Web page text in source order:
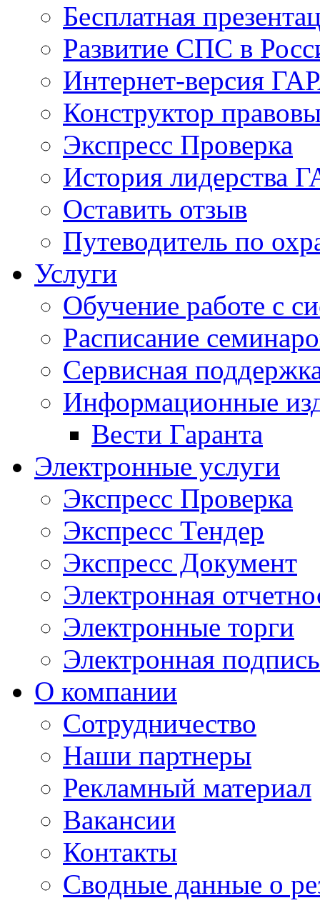
Бесплатная
Развитие СПС в
Интернет-версия
Конструктор
Экспресс Проверка
История лидерства
Оставить отзыв
Путеводитель по
Услуги
Обучение работе с
Расписание
Сервисная
Информационные
Вести Гаранта
Электронные услуги
Экспресс Проверка
Экспресс Тендер
Экспресс Документ
Электронная
Электронные торги
Электронная подпись
О компании
Сотрудничество
Наши партнеры
Рекламный материал
Вакансии
Контакты
Сводные данные о